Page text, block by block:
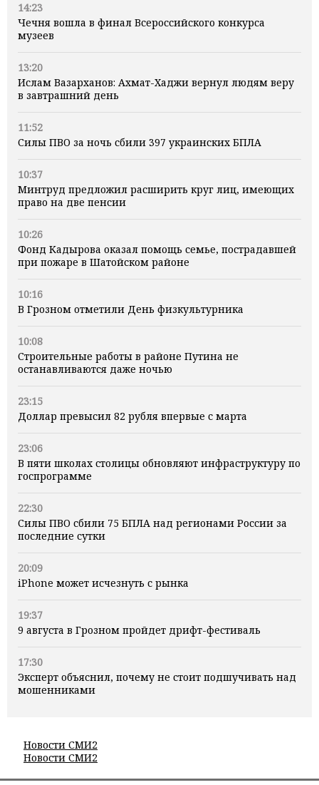
14:23
Чечня вошла в финал Всероссийского конкурса
музеев
13:20
Ислам Вазарханов: Ахмат-Хаджи вернул людям веру
в завтрашний день
11:52
Силы ПВО за ночь сбили 397 украинских БПЛА
10:37
Минтруд предложил расширить круг лиц, имеющих
право на две пенсии
10:26
Фонд Кадырова оказал помощь семье, пострадавшей
при пожаре в Шатойском районе
10:16
В Грозном отметили День физкультурника
10:08
Строительные работы в районе Путина не
останавливаются даже ночью
23:15
Доллар превысил 82 рубля впервые с марта
23:06
В пяти школах столицы обновляют инфраструктуру по
госпрограмме
22:30
Силы ПВО сбили 75 БПЛА над регионами России за
последние сутки
20:09
iPhone может исчезнуть с рынка
19:37
9 августа в Грозном пройдет дрифт-фестиваль
17:30
Эксперт объяснил, почему не стоит подшучивать над
мошенниками
Новости СМИ2
Новости СМИ2